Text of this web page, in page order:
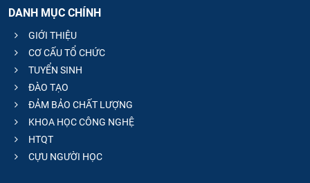
DANH MỤC CHÍNH
GIỚI THIỆU
CƠ CẤU TỔ CHỨC
TUYỂN SINH
ĐÀO TẠO
ĐẢM BẢO CHẤT LƯỢNG
KHOA HỌC CÔNG NGHỆ
HTQT
CỰU NGƯỜI HỌC